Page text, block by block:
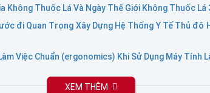
Không Thuốc Lá Và Ngày Thế Giới Không Thuốc Lá
đi Quan Trọng Xây Dựng Hệ Thống Y Tế Thủ đô
Việc Chuẩn (ergonomics) Khi Sử Dụng Máy Tính
XEM THÊM